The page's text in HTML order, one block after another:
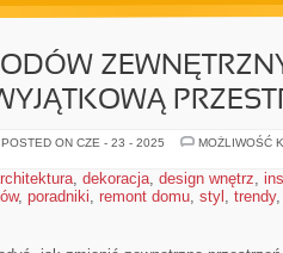
POSTED ON CZE - 23 - 2025
MOŻLIWOŚĆ
, dekoracja, design wnętrz,
, poradniki, remont domu, styl , trendy